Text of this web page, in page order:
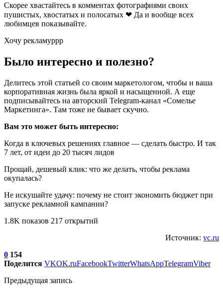
Скорее хвастайтесь в комментах фотографиями своих
пушистых, хвостатых и полосатых ❤ Да и вообще всех
любимцев показывайте.
Хочу рекламуррр
Было интересно и полезно?
Делитесь этой статьей со своим маркетологом, чтобы и ваша
корпоративная жизнь была яркой и насыщенной. А еще
подписывайтесь на авторский Telegram-канал «Сомелье
Маркетинга». Там тоже не бывает скучно.
Вам это может быть интересно:
Когда в ключевых решениях главное — сделать быстро. И так
7 лет, от идеи до 20 тысяч лидов
Прощай, дешевый клик: что же делать, чтобы реклама
окупалась?
Не искушайте удачу: почему не стоит экономить бюджет при
запуске рекламной кампании?
1.8K показов 217 открытий
Источник: vc.ru
0 154
Поделится VKOK.ruFacebookTwitterWhatsAppTelegramViber
Предыдущая запись